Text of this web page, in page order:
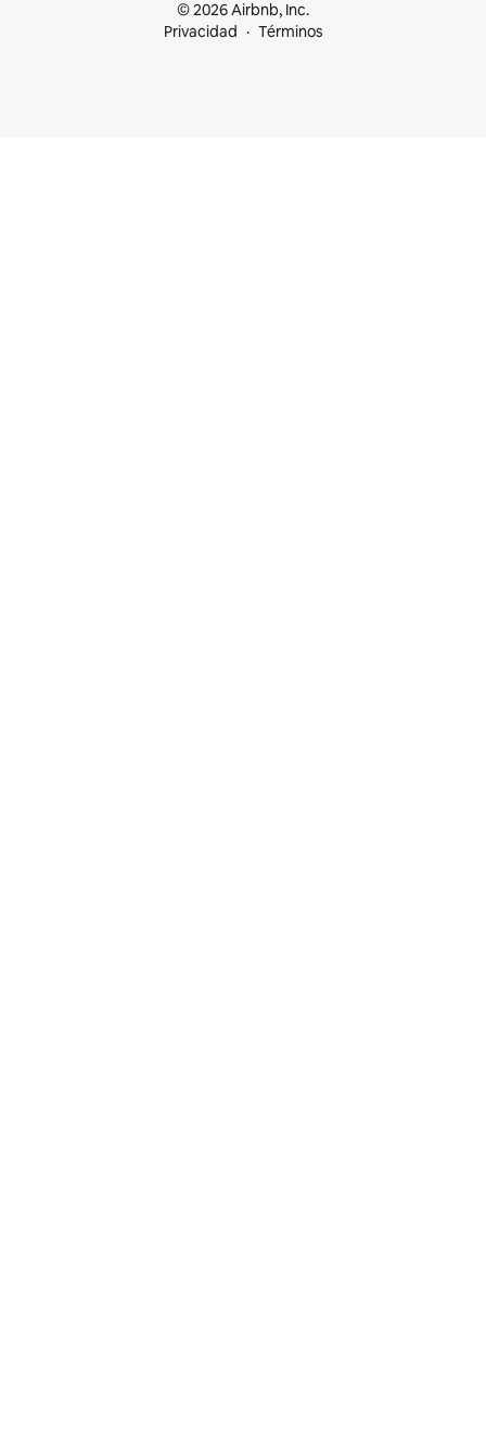
© 2026 Airbnb, Inc.
Privacidad
Términos